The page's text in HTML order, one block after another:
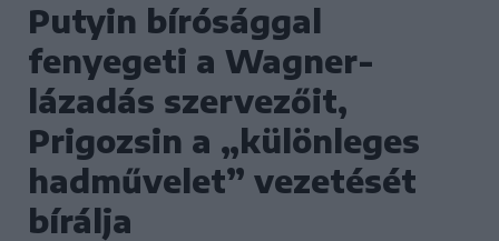
Putyin bírósággal
fenyegeti a Wagner-
lázadás szervezőit,
Prigozsin a „különleges
hadművelet” vezetését
bírálja